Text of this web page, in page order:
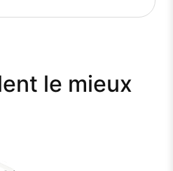
le mieux